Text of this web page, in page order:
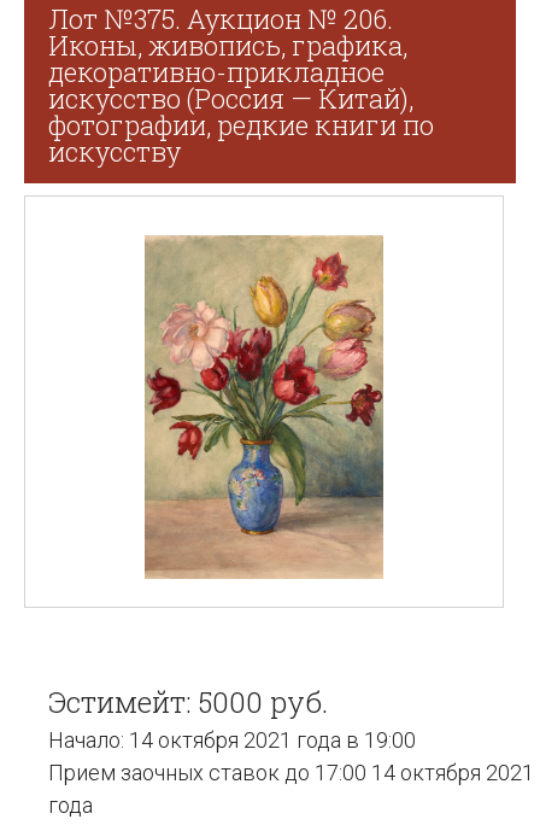
Лот №375. Аукцион № 206.
Иконы, живопись, графика,
декоративно-прикладное
искусство (Россия — Китай),
фотографии, редкие книги по
искусству
Эстимейт: 5000 руб.
Начало: 14 октября 2021 года в 19:00
Прием заочных ставок до 17:00 14 октября 2021
года